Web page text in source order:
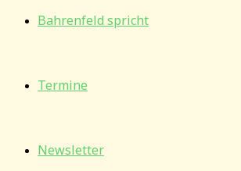
Bahrenfeld spricht
Termine
Newsletter